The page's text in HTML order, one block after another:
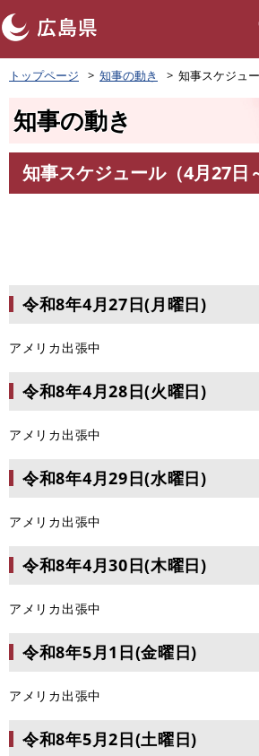
ペ
ー
頭
す
トップページ 知事の動き 知事スケジュ
知事の動き
文
知事スケジュール（4月27日
令和8年4月27日(月曜日)
アメリカ出張中
令和8年4月28日(火曜日)
​アメリカ出張中
令和8年4月29日(水曜日)
アメリカ出張中
令和8年4月30日(木曜日)
アメリカ出張中
令和8年5月1日(金曜日)
アメリカ出張中
令和8年5月2日(土曜日)